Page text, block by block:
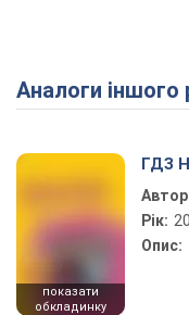
Аналоги
показати
обкладинку
ГДЗ
Рік:
Опис: